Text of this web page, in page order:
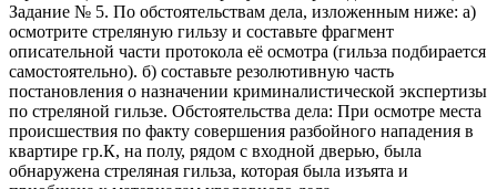
Задание № 5. По обстоятельствам дела, изложенным ниже: а)
осмотрите стреляную гильзу и составьте фрагмент
описательной части протокола её осмотра (гильза подбирается
самостоятельно). б) составьте резолютивную часть
постановления о назначении криминалистической экспертизы
по стреляной гильзе. Обстоятельства дела: При осмотре места
происшествия по факту совершения разбойного нападения в
квартире гр.К, на полу, рядом с входной дверью, была
обнаружена стреляная гильза, которая была изъята и